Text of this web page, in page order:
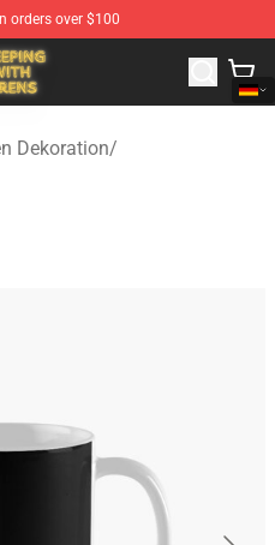
orders over $100
- Official Sleeping With
Dekoration/